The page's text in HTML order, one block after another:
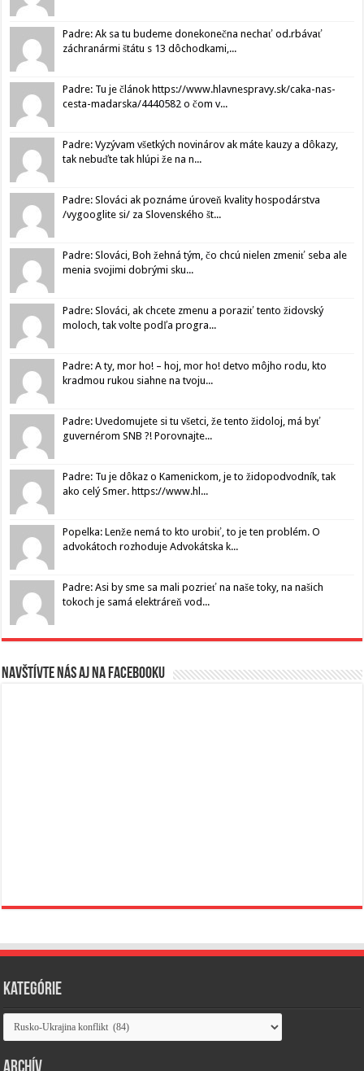
Padre: Ak sa tu budeme donekonečna nechať od.rbávať
záchranármi štátu s 13 dôchodkami,...
Padre: Tu je článok https://www.hlavnespravy.sk/caka-nas-
cesta-madarska/4440582 o čom v...
Padre: Vyzývam všetkých novinárov ak máte kauzy a dôkazy,
tak nebuďte tak hlúpi že na n...
Padre: Slováci ak poznáme úroveň kvality hospodárstva
/vygooglite si/ za Slovenského št...
Padre: Slováci, Boh žehná tým, čo chcú nielen zmeniť seba ale
menia svojimi dobrými sku...
Padre: Slováci, ak chcete zmenu a poraziť tento židovský
moloch, tak volte podľa progra...
Padre: A ty, mor ho! – hoj, mor ho! detvo môjho rodu, kto
kradmou rukou siahne na tvoju...
Padre: Uvedomujete si tu všetci, že tento židoloj, má byť
guvernérom SNB ?! Porovnajte...
Padre: Tu je dôkaz o Kamenickom, je to židopodvodník, tak
ako celý Smer. https://www.hl...
Popelka: Lenže nemá to kto urobiť, to je ten problém. O
advokátoch rozhoduje Advokátska k...
Padre: Asi by sme sa mali pozrieť na naše toky, na našich
tokoch je samá elektráreň vod...
Navštívte nás aj na Facebooku
Kategórie
Kategórie